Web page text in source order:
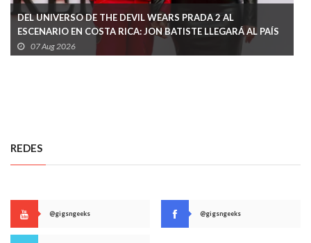
DEL UNIVERSO DE THE DEVIL WEARS PRADA 2 AL
ESCENARIO EN COSTA RICA: JON BATISTE LLEGARÁ AL PAÍS
EN MENOS DE UN MES
07 Aug 2026
REDES
@gigsngeeks @gigsngeeks